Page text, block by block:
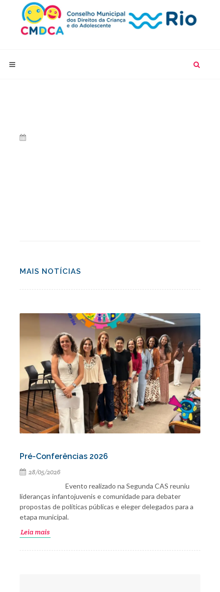
MAIS NOTÍCIAS
Pré-Conferências 2026
28/05/2026
Evento realizado na Segunda CAS reuniu
lideranças infantojuvenis e comunidade para debater
propostas de políticas públicas e eleger delegados para a
etapa municipal.
Leia mais